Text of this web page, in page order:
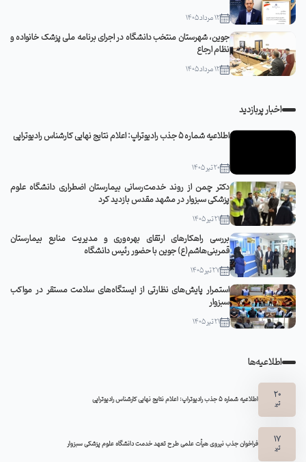
12 مرداد 1405
جوین، شهرستان منتخب دانشگاه در اجرای برنامه ملی پزشک خانواده و
نظام ارجاع
12 مرداد 1405
اخبار پربازدید
اطلاعیه شماره 5 جذب رادیوتراپ: اعلام نتایج نهایی کارشناس رادیوتراپی
20 تیر 1405
دکتر چمن از روند خدمت‌رسانی بیمارستان اضطراری دانشگاه علوم
پزشکی سبزوار در مشهد مقدس بازدید کرد
21 تیر 1405
بررسی راهکارهای ارتقای بهره‌وری و مدیریت منابع بیمارستان
قمربنی‌هاشم(ع) جوین با حضور رئیس دانشگاه
27 تیر 1405
استمرار پایش‌های نظارتی از ایستگاه‌های سلامت مستقر در مواکب
سبزوار
21 تیر 1405
اطلاعیه‌ها
20
تیر اطلاعیه شماره 5 جذب رادیوتراپ: اعلام نتایج نهایی کارشناس رادیوتراپی
17
تیر فراخوان جذب نیروی هیأت علمی طرح تعهد خدمت دانشگاه علوم پزشکی سبزوار